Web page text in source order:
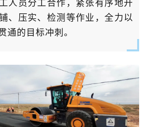
人员分工合作，紧张有序地开
、压实、检测等作业，全力以
通的目标冲刺。